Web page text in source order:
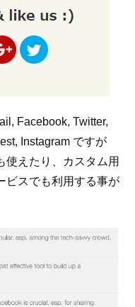
Facebook, Twitter,
Instagram ですが
使えたり、カスタム用
ビスでも利用する事が